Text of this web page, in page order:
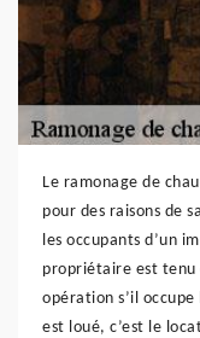
Le ramonage de
pour des raisons de
les occupants d’un
propriétaire est tenu
opération s’il
est loué, c’est le